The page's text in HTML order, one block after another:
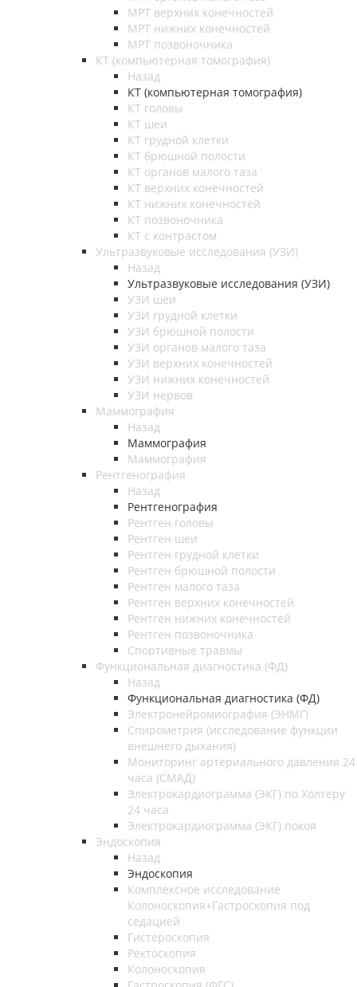
МРТ верхних конечностей
МРТ нижних конечностей
МРТ позвоночника
КТ (компьютерная томография)
Назад
КТ (компьютерная томография)
КТ головы
КТ шеи
КТ грудной клетки
КТ брюшной полости
КТ органов малого таза
КТ верхних конечностей
КТ нижних конечностей
КТ позвоночника
КТ с контрастом
Ультразвуковые исследования (УЗИ)
Назад
Ультразвуковые исследования (УЗИ)
УЗИ шеи
УЗИ грудной клетки
УЗИ брюшной полости
УЗИ органов малого таза
УЗИ верхних конечностей
УЗИ нижних конечностей
УЗИ нервов
Маммография
Назад
Маммография
Маммография
Рентгенография
Назад
Рентгенография
Рентген головы
Рентген шеи
Рентген грудной клетки
Рентген брюшной полости
Рентген малого таза
Рентген верхних конечностей
Рентген нижних конечностей
Рентген позвоночника
Спортивные травмы
Функциональная диагностика (ФД)
Назад
Функциональная диагностика (ФД)
Электронейромиография (ЭНМГ)
Спирометрия (исследование функции
внешнего дыхания)
Мониторинг артериального давления 24
часа (СМАД)
Электрокардиограмма (ЭКГ) по Холтеру
24 часа
Электрокардиограмма (ЭКГ) покоя
Эндоскопия
Назад
Эндоскопия
Комплексное исследование
Колоноскопия+Гастроскопия под
седацией
Гистероскопия
Ректоскопия
Колоноскопия